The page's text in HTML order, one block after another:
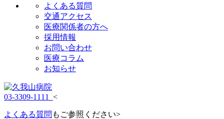
よくある質問
交通アクセス
医療関係者の方へ
採用情報
お問い合わせ
医療コラム
お知らせ
03-3309-1111 <
よくある質問 もご参照ください>